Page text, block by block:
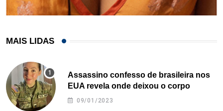
MAIS LIDAS
Assassino confesso de brasileira nos
EUA revela onde deixou o corpo
09/01/2023